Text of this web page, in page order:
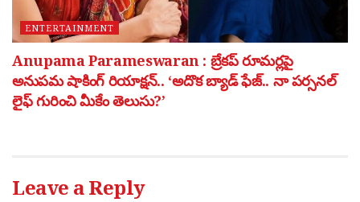
ENTERTAINMENT
Anupama Parameswaran : బ్రేకప్ రూమర్లపై
అనుపమ షాకింగ్ రియాక్షన్.. ‘అదొక బ్యాడ్ ఫేజ్.. నా పర్సనల్
లైఫ్ గురించి మీకేం తెలుసు?’
Leave a Reply